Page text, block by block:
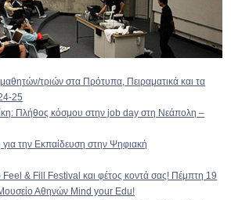
τριών στα Πρότυπα, Πειραματικά και τα
25
Πλήθος κόσμου στην job day στη Νεάπολη –
την Εκπαίδευση στην Ψηφιακή
Feel & Fill Festival και φέτος κοντά σας! Πέμπτη 19
Αθηνών Mind your Edu!